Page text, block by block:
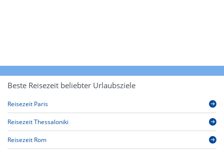
Beste Reisezeit beliebter Urlaubsziele
Reisezeit Paris
Reisezeit Thessaloniki
Reisezeit Rom